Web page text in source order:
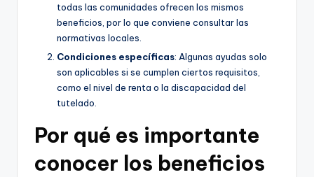
todas las comunidades ofrecen los mismos
beneficios, por lo que conviene consultar las
normativas locales.
Condiciones específicas: Algunas ayudas solo
son aplicables si se cumplen ciertos requisitos,
como el nivel de renta o la discapacidad del
tutelado.
Por qué es importante
conocer los beneficios